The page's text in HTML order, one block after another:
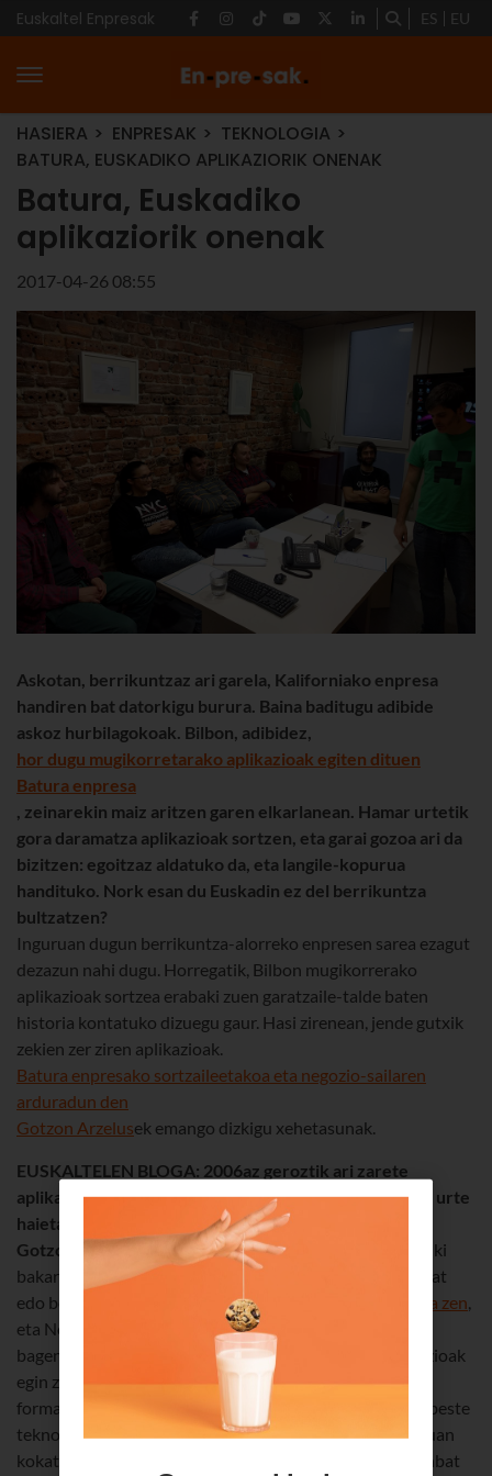
Euskaltel Enpresak ES EU
HASIERA ENPRESAK
TEKNOLOGIA
BATURA, EUSKADIKO APLIKAZIORIK ONENAK
Batura, Euskadiko
aplikaziorik onenak
2017-04-26 08:55
Askotan, berrikuntzaz ari garela, Kaliforniako enpresa
handiren bat datorkigu burura. Baina baditugu adibide
askoz hurbilagokoak. Bilbon, adibidez,
hor dugu mugikorretarako aplikazioak egiten dituen
Batura enpresa
, zeinarekin maiz aritzen garen elkarlanean. Hamar urtetik
gora daramatza aplikazioak sortzen, eta garai gozoa ari da
bizitzen: egoitzaz aldatuko da, eta langile-kopurua
handituko. Nork esan du Euskadin ez del berrikuntza
bultzatzen?
Inguruan dugun berrikuntza-alorreko enpresen sarea ezagut
dezazun nahi dugu. Horregatik, Bilbon mugikorrerako
aplikazioak sortzea erabaki zuen garatzaile-talde baten
historia kontatuko dizuegu gaur. Hasi zirenean, jende gutxik
zekien zer ziren aplikazioak.
Batura enpresako sortzaileetakoa eta negozio-sailaren
arduradun den
Gotzon Arzelusek emango dizkigu xehetasunak.
EUSKALTELEN BLOGA: 2006az geroztik ari zarete
aplikazioak sortzen. Zer gogoratzen duzu lehenbiziko urte
haietaz?
Gotzon
: Garai hartan, hauek ziren mugikorretarako eduki
bakarrak: politonoak, pantaila-atzealdeak eta jokoren bat
edo beste. Android ez zen existitzen,
iPhone sortu berria zen,
eta Nokiak eta Blackberryak ziren jaun eta jabe. Baina
bagenekien erabiltzaileei baliagarriak zitzaizkien aplikazioak
egin zitezkeela. Hala, bada, turismo-gidak aplikazio-
formatuan egiten hasi ginen. Bluetooth igorgailuen eta beste
teknologia batzuen bidez banatzen ziren gidak. Merkatuan
kokatzen hasi ginen. Teknologia, ordea, merkatua bezainbat